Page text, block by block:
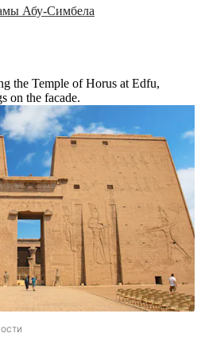
Абу-Симбела
the Temple of Horus at Edfu,
on the facade.